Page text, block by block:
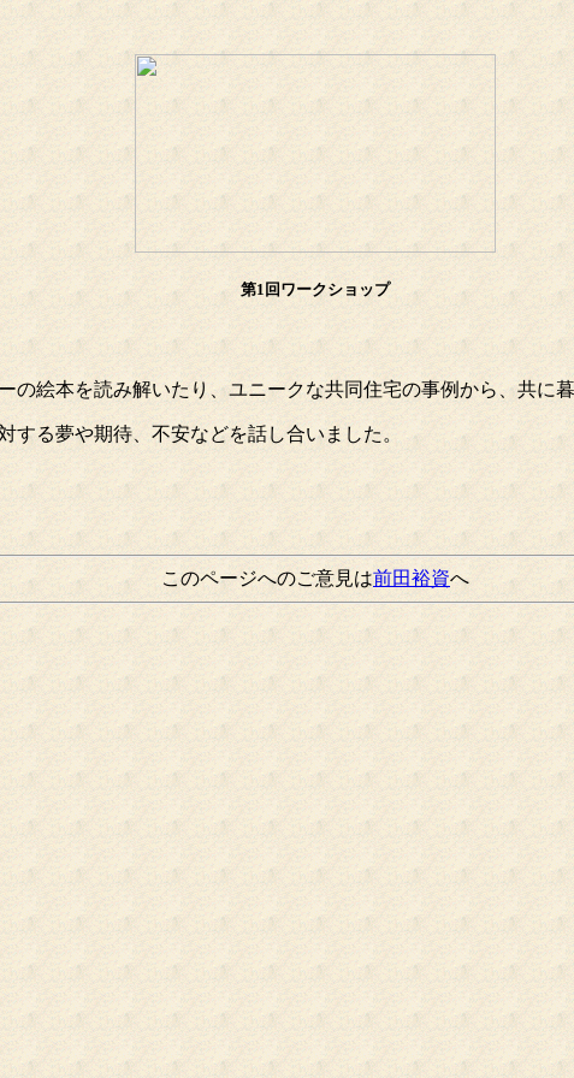
第1回ワークショップ
絵本を読み解いたり、ユニークな共同住宅の事例から、共に
る夢や期待、不安などを話し合いました。
このページへのご意見は前田裕資へ